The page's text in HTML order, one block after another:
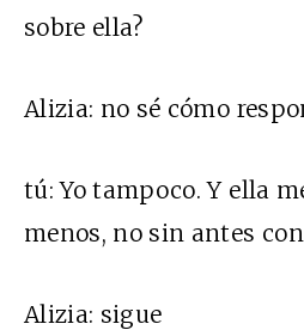
sobre ella?
Alizia: no sé cómo
tú:Yo tampoco. Y ella
menos, no sin antes
Alizia: sigue